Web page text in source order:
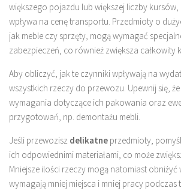
większego pojazdu lub większej liczby
wpływa na cenę transportu. Przedmioty o
jak meble czy sprzęty, mogą wymagać
zabezpieczeń, co również zwiększa całkowity
Aby obliczyć, jak te czynniki wpływają na
wszystkich rzeczy do przewozu. Upewnij się,
wymagania dotyczące ich pakowania oraz
przygotowań, np. demontażu mebli.
Jeśli przewozisz delikatne przedmioty,
ich odpowiednimi materiałami, co może
Mniejsze ilości rzeczy mogą natomiast
wymagają mniej miejsca i mniej pracy podczas